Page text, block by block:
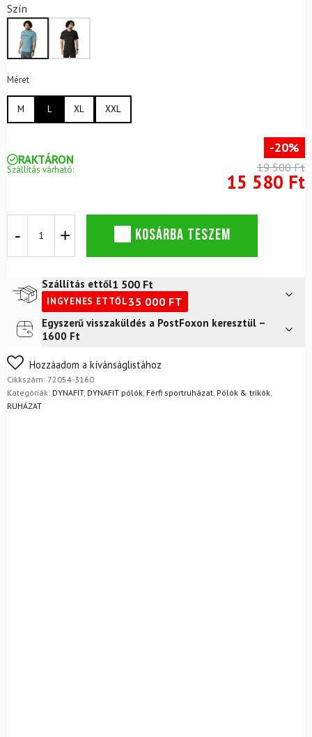
Szín
Méret
M L XL XXL
RAKTÁRON
Szállítás várható:
-20%
19 500 Ft
15 580 Ft
Traverse
Out
mennyiség
KOSÁRBA TESZEM
Szállítás ettől1 500 Ft
INGYENES ETTŐL35 000 FT
Futár a címre2 400
FoxPost
Egyszerű visszaküldés a PostFoxon keresztül –
1600 Ft
Nem biztos a választásában? Semmi gond – a terméket
egyszerűen visszaküldheti 14 napon belül, indoklás nélkül.
Mik a visszaküldés feltételei?
Hozzáadom a kívánságlistához
Cikkszám: 72054-3160
Kategóriák: DYNAFIT, DYNAFIT pólók Férfi sportruházat Pólók & trikók
RUHÁZAT